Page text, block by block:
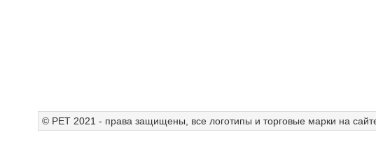
© РЕТ 2021 - права защищены, все логотипы и торговые марки на